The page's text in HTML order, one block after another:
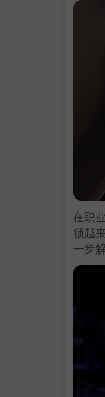
在职
锁越
一步